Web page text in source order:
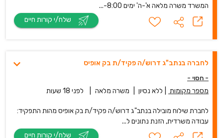
המשרד משרה מלאה א'-ה' ימים 8:00-...
לחברה בנתב"ג דרוש/ה פקיד/ת בק אופיס
- חסוי -
מספר מקומות ללא נסיון משרה מלאה לפני 18 שעות
לחברת שילוח מובילה בנתב"ג דרוש/ה פקיד/ת בק אופיס מהות התפקיד:
עבודה משרדית, הזנת נתונים ל...